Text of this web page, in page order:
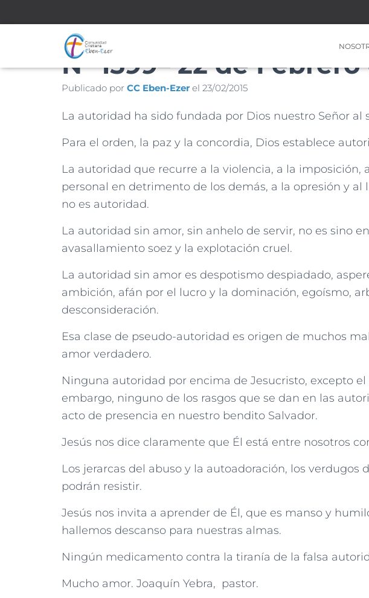
Nº 1599– 22 de Febrero
Publicado por CC Eben-Ezer el 23/02/2015
La autoridad ha sido fundada por Dios nuestro Señor al
Para el orden, la paz y la concordia, Dios establece
La autoridad que recurre a la violencia, a la imposición,
personal en detrimento de los demás, a la opresión y
no es autoridad.
La autoridad sin amor, sin anhelo de servir, no es sino
avasallamiento soez y la explotación cruel.
La autoridad sin amor es despotismo despiadado,
ambición, afán por el lucro y la dominación, egoísmo,
desconsideración.
Esa clase de pseudo-autoridad es origen de muchos
amor verdadero.
Ninguna autoridad por encima de Jesucristo, excepto el
embargo, ninguno de los rasgos que se dan en las
acto de presencia en nuestro bendito Salvador.
Jesús nos dice claramente que Él está entre nosotros
Los jerarcas del abuso y la autoadoración, los verdugos
podrán resistir.
Jesús nos invita a aprender de Él, que es manso y
hallemos descanso para nuestras almas.
Ningún medicamento contra la tiranía de la falsa
Mucho amor. Joaquín Yebra, pastor.